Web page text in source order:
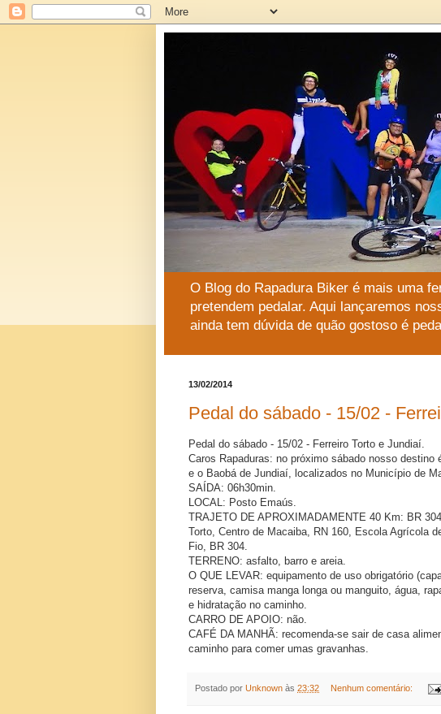
O Blog do Rapadura Biker é mais uma
pretendem pedalar. Aqui lançaremos
ainda tem dúvida de quão gostoso é
13/02/2014
Pedal do sábado - 15/02 -
Pedal do sábado - 15/02 - Ferreiro Torto e Jundiaí.
Caros Rapaduras: no próximo sábado nosso
e o Baobá de Jundiaí, localizados no Município de
SAÍDA: 06h30min.
LOCAL: Posto Emaús.
TRAJETO DE APROXIMADAMENTE 40 Km: BR
Torto, Centro de Macaiba, RN 160, Escola Agrícola
Fio, BR 304.
TERRENO: asfalto, barro e areia.
O QUE LEVAR: equipamento de uso obrigatório
reserva, camisa manga longa ou manguito, água,
e hidratação no caminho.
CARRO DE APOIO: não.
CAFÉ DA MANHÃ: recomenda-se sair de casa
caminho para comer umas gravanhas.
Postado por Unknown às 23:32 Nenhum comentário: